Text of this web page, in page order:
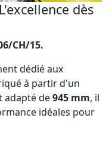
dès
CH/15.
dédié aux
à partir d'un
adapté de945 mm, il
idéales pour